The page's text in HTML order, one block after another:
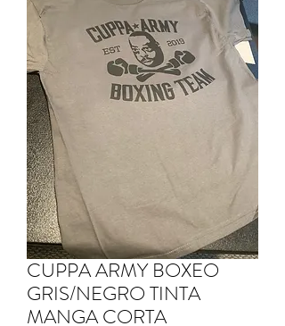
CUPPA ARMY BOXEO
GRIS/NEGRO TINTA
MANGA CORTA